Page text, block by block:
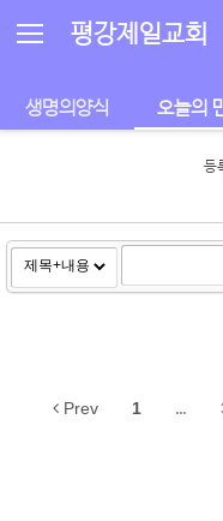
평강제일교회
생명의양식 오늘의
등
Prev 1 ...